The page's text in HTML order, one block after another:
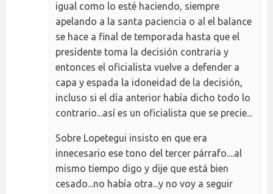
igual como lo esté haciendo, siempre
apelando a la santa paciencia o al el balance
se hace a final de temporada hasta que el
presidente toma la decisión contraria y
entonces el oficialista vuelve a defender a
capa y espada la idoneidad de la decisión,
incluso si el día anterior había dicho todo lo
contrario...así es un oficialista que se precie...
Sobre Lopetegui insisto en que era
innecesario ese tono del tercer párrafo....al
mismo tiempo digo y dije que está bien
cesado...no había otra...y no voy a seguir